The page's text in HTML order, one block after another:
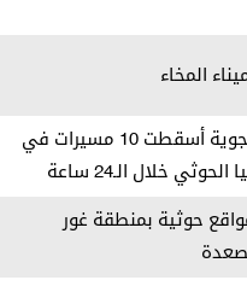
المخاء
مصدر عسكري: الدفاعات الجوية أسقطت 10 مسيرات في
مدينة مارب أطلقتها مليشيا الحوثي خلال الـ24 ساعة
حوثية بمنطقة غور